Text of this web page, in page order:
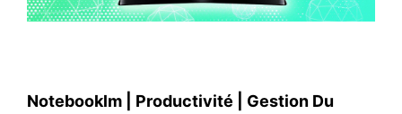
Notebooklm Productivité
Gestion Du